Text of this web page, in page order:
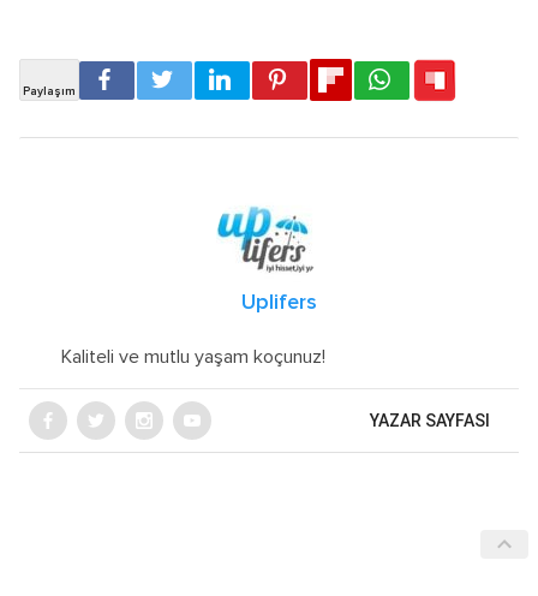
Uplifers
Kaliteli ve mutlu yaşam koçunuz!
YAZAR SAYFASI